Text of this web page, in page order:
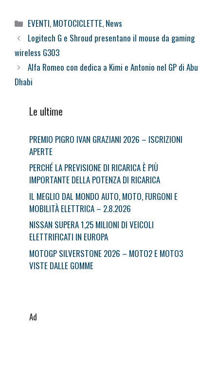
Categorie
EVENTI, MOTOCICLETTE, News
Logitech G e Shroud presentano il mouse da gaming
wireless G303
Alfa Romeo con dedica a Kimi e Antonio nel GP di Abu
Dhabi
Le ultime
PREMIO PIGRO IVAN GRAZIANI 2026 – ISCRIZIONI
APERTE
PERCHÉ LA PREVISIONE DI RICARICA È PIÙ
IMPORTANTE DELLA POTENZA DI RICARICA
IL MEGLIO DAL MONDO AUTO, MOTO, FURGONI E
MOBILITÀ ELETTRICA – 2.8.2026
NISSAN SUPERA 1,25 MILIONI DI VEICOLI
ELETTRIFICATI IN EUROPA
MOTOGP SILVERSTONE 2026 – MOTO2 E MOTO3
VISTE DALLE GOMME
Ad